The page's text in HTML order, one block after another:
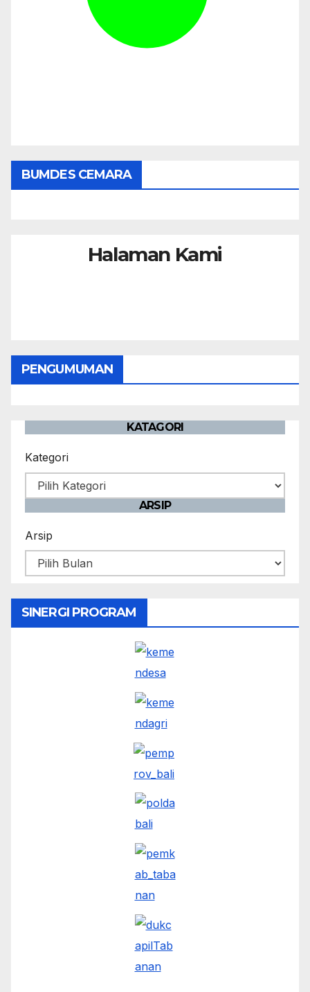
BUMDES CEMARA
Halaman Kami
PENGUMUMAN
KATAGORI
Kategori
ARSIP
Arsip
SINERGI PROGRAM